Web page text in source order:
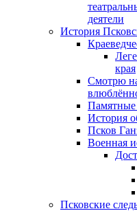
деятели
История
края
Смотрю
Памятные
История
Псков
Военная
Псковские